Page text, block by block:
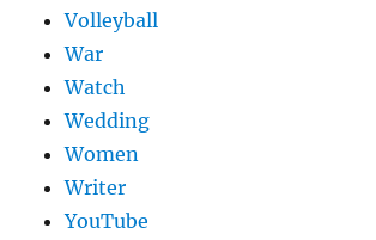
Volleyball
War
Watch
Wedding
Women
Writer
YouTube